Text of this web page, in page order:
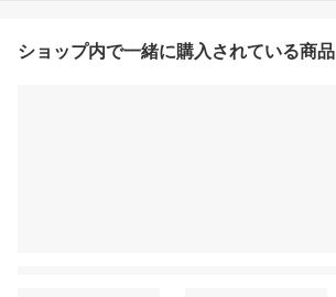
ショップ内で一緒に購入されている商品